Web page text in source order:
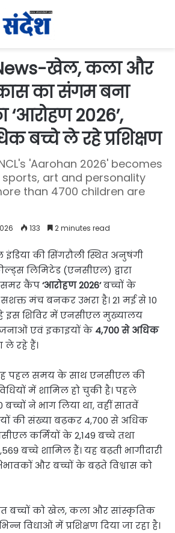
खेल, कला और
का संगम बना
2026’,
बच्चे ले रहे प्रशिक्षण
'Aarohan 2026' becomes
art and personality
than 4700 children are
133 2 minutes read
की सिंगरौली स्थित अनुषंगी
लिमिटेड (एनसीएल) द्वारा
समर कैंप‘आरोहण 2026’बच्चों के
मंच बनकर उभरा है। 21 मई से 10
इस शिविर में एनसीएल मुख्यालय
एवं इकाइयों के 4,700 से अधिक
ले रहे हैं।
पहल समय के साथ एनसीएल की
में शामिल हो चुकी है। पहले
ने भाग लिया था, वहीं सातवें
की संख्या बढ़कर 4,700 से अधिक
कर्मियों के 2,149 बच्चे तथा
बच्चे शामिल हैं। यह बढ़ती भागीदारी
और बच्चों के बढ़ते विश्वास को
बच्चों को खेल, कला और सांस्कृतिक
विधाओं में प्रशिक्षण दिया जा रहा है।